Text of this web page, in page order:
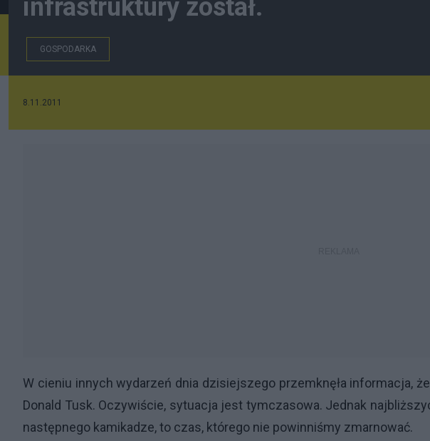
infrastruktury został.
GOSPODARKA
8.11.2011
W cieniu innych wydarzeń dnia dzisiejszego przemknęła informacja,
Donald Tusk. Oczywiście, sytuacja jest tymczasowa. Jednak
następnego kamikadze, to czas, którego nie powinniśmy zmarnować.